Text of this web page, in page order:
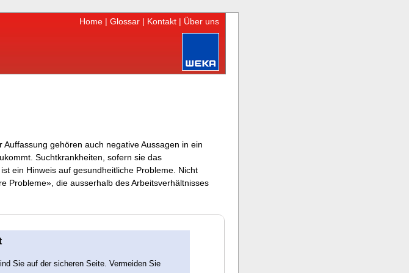
Home | Glossar | Kontakt | Über uns
gehören auch negative Aussagen in ein
Suchtkrankheiten, sofern sie das
ein Hinweis auf gesundheitliche Probleme. Nicht
Probleme», die ausserhalb des Arbeitsverhältnisses
Sie auf der sicheren Seite. Vermeiden Sie